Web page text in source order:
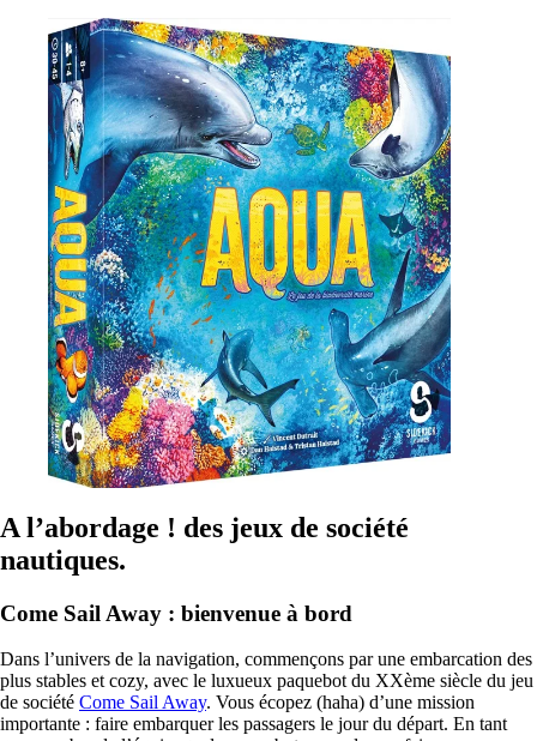
A l’abordage ! des jeux de société
nautiques.
Come Sail Away : bienvenue à bord
Dans l’univers de la navigation, commençons par une embarcation des
plus stables et cozy, avec le luxueux paquebot du XXème siècle du jeu
de société Come Sail Away. Vous écopez (haha) d’une mission
importante : faire embarquer les passagers le jour du départ. En tant